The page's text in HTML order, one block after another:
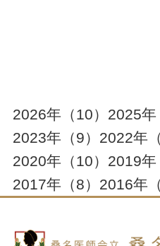
2026年 （10） 2025年
2023年 （9） 2022年
2020年 （10） 2019年
2017年 （8） 2016年